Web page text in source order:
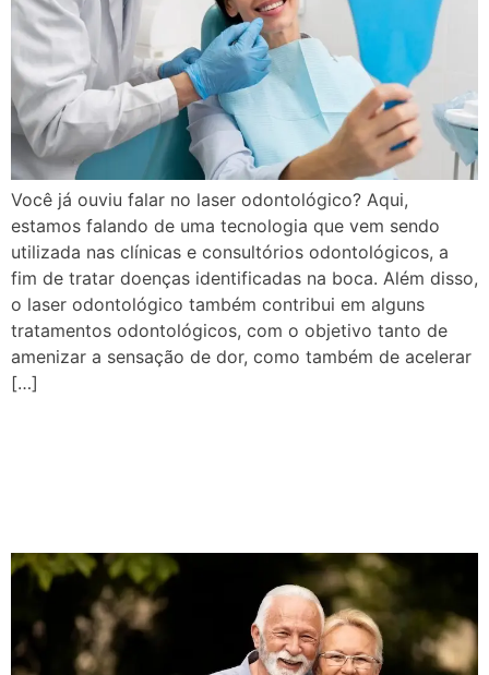
Você já ouviu falar no laser odontológico? Aqui,
estamos falando de uma tecnologia que vem sendo
utilizada nas clínicas e consultórios odontológicos, a
fim de tratar doenças identificadas na boca. Além disso,
o laser odontológico também contribui em alguns
tratamentos odontológicos, com o objetivo tanto de
amenizar a sensação de dor, como também de acelerar
[…]